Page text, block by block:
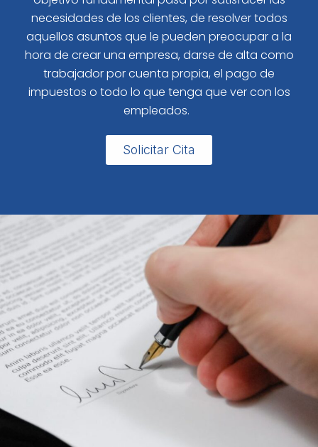
necesidades de los clientes, de resolver todos
aquellos asuntos que le pueden preocupar a la
hora de crear una empresa, darse de alta como
trabajador por cuenta propia, el pago de
impuestos o todo lo que tenga que ver con los
empleados.
Solicitar Cita